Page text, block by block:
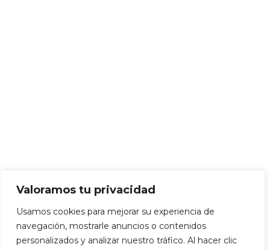
Valoramos tu privacidad
Usamos cookies para mejorar su experiencia de
navegación, mostrarle anuncios o contenidos
personalizados y analizar nuestro tráfico. Al hacer clic